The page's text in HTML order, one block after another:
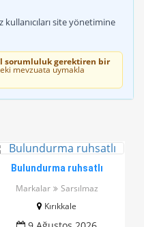
site yönetimine
sorumluluk gerektiren bir
mevzuata uymakla
Bulundurma ruhsatlı
Markalar
Sarsılmaz
Kırıkkale